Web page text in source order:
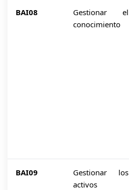
BAI08
Gestionar el
conocimiento
BAI09
Gestionar los
activos